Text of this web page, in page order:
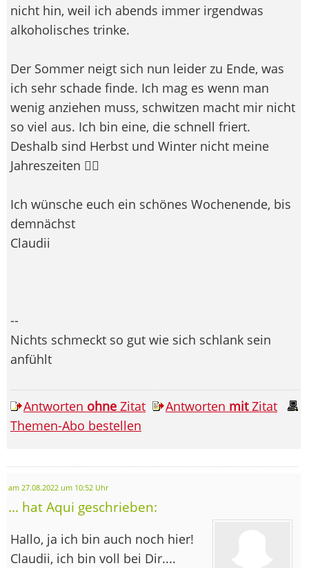
nicht hin, weil ich abends immer irgendwas
alkoholisches trinke.
Der Sommer neigt sich nun leider zu Ende, was
ich sehr schade finde. Ich mag es wenn man
wenig anziehen muss, schwitzen macht mir nicht
so viel aus. Ich bin eine, die schnell friert.
Deshalb sind Herbst und Winter nicht meine
Jahreszeiten 🤷‍♀️
Ich wünsche euch ein schönes Wochenende, bis
demnächst
Claudii
--
Nichts schmeckt so gut wie sich schlank sein
anfühlt
Antworten ohne Zitat Antworten mitZitat
Themen-Abo bestellen
am 27.08.2022 um 10:52 Uhr
... hat Aqui geschrieben:
Hallo, ja ich bin auch noch hier!
Claudii, ich bin voll bei Dir....